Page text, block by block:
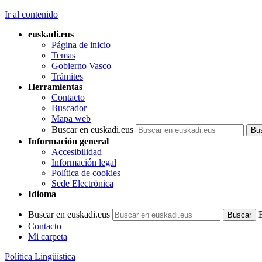
Ir al contenido
euskadi.eus
Página de inicio
Temas
Gobierno Vasco
Trámites
Herramientas
Contacto
Buscador
Mapa web
Buscar en euskadi.eus
Información general
Accesibilidad
Información legal
Política de cookies
Sede Electrónica
Idioma
Buscar en euskadi.eus
Contacto
Mi carpeta
Política Lingüística